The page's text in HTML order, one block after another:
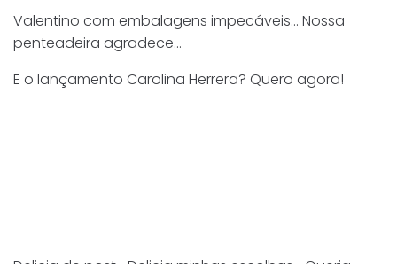
Valentino com embalagens impecáveis… Nossa
penteadeira agradece…
E o lançamento Carolina Herrera? Quero agora!